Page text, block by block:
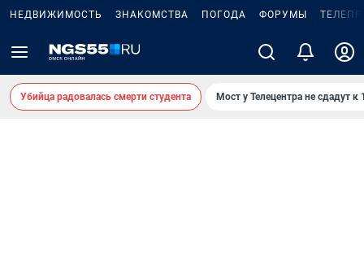
НЕДВИЖИМОСТЬ ЗНАКОМСТВА ПОГОДА ФОРУМЫ
Убийца радовалась смерти студента Мост у Телецентра не сдадут к